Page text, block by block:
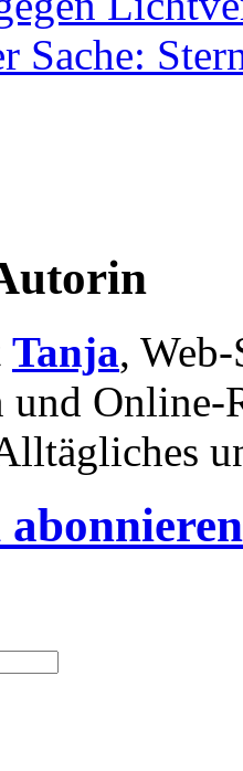
Sache:
Tanja,
und Online-
abonnieren